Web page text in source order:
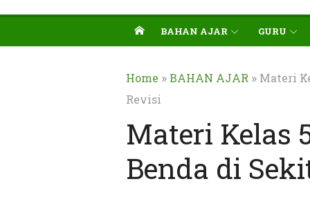
BAHAN AJAR GURU
Home » BAHAN AJAR » Materi
Revisi
Materi Kelas
Benda di